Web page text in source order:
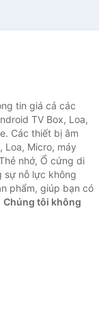
tin giá cả các
TV Box, Loa,
Các thiết bị âm
Loa, Micro, máy
nhớ, Ổ cứng di
sự nỗ lực không
phẩm, giúp bạn có
Chúng tôi không